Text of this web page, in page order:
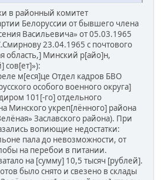
в районный комитет
Белоруссии от бывшего члена
Васильевича» от 05.03.1965
23.04.1965 с почтового
область,] Минский р[айо]н,
сов[ет]»):
м[еся]це Отдел кадров БВО
особого военного округа]
101[-го] отдельного
Минского укреп[лённого] района
Заславского района). При
вопиющие недостатки:
пала до невозможности, от
на перебои в питании.
на [сумму] 10,5 тысяч [рублей].
было снято и свезено в склады